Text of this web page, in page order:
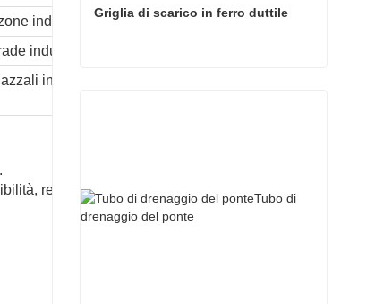
industriali
industriali pesanti
industriali, zone con carichi
rendendolo adatto ad aree con richieste di carico più
Griglia di scarico in ferro duttile